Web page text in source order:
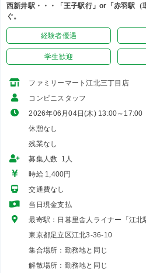
西新井駅・・・「王子駅行」or「赤羽駅
ぐ。
経験者優遇
学生歓迎
ファミリーマート江北三丁目店
コンビニスタッフ
2026年06月04日(木) 13:00～17:00
休憩なし
残業なし
募集人数 1人
時給 1,400円
交通費なし
当日現金支払
最寄駅：日暮里舎人ライナー「江
東京都足立区江北3-36-10
集合場所：勤務地と同じ
解散場所：勤務地と同じ